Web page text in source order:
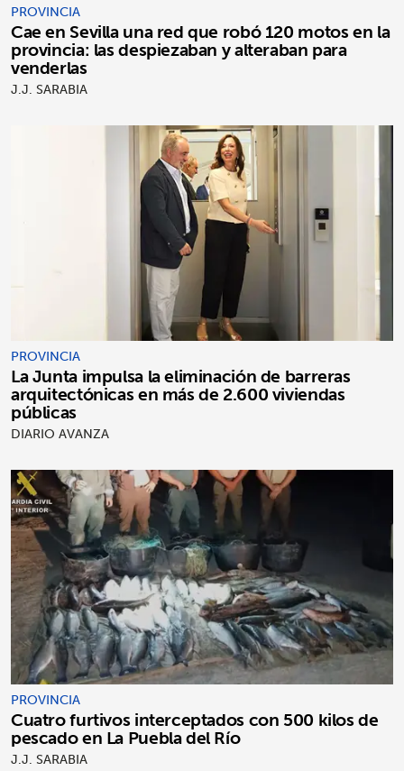
PROVINCIA
Cae en Sevilla una red que robó 120 motos en la
provincia: las despiezaban y alteraban para
venderlas
J.J. SARABIA
PROVINCIA
La Junta impulsa la eliminación de barreras
arquitectónicas en más de 2.600 viviendas
públicas
DIARIO AVANZA
PROVINCIA
Cuatro furtivos interceptados con 500 kilos de
pescado en La Puebla del Río
J.J. SARABIA